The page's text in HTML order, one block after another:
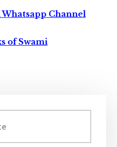
Whatsapp Channel
of Swami